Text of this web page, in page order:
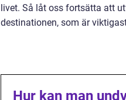
livet. Så låt oss fortsätta att
destinationen, som är
Hur kan man